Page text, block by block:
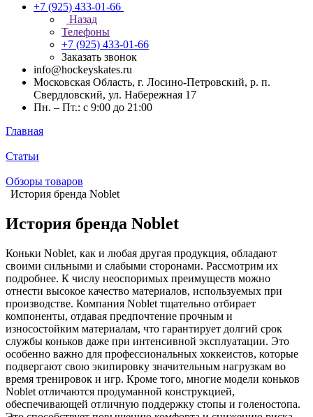
+7 (925) 433-01-66
Назад
Телефоны
+7 (925) 433-01-66
Заказать звонок
info@hockeyskates.ru
Московская Область, г. Лосино-Петровский, р. п.
Свердловский, ул. Набережная 17
Пн. – Пт.: с 9:00 до 21:00
Главная
Статьи
Обзоры товаров
История бренда Noblet
История бренда Noblet
Коньки Noblet, как и любая другая продукция, обладают
своими сильными и слабыми сторонами. Рассмотрим их
подробнее. К числу неоспоримых преимуществ можно
отнести высокое качество материалов, используемых при
производстве. Компания Noblet тщательно отбирает
компоненты, отдавая предпочтение прочным и
износостойким материалам, что гарантирует долгий срок
службы коньков даже при интенсивной эксплуатации. Это
особенно важно для профессиональных хоккеистов, которые
подвергают свою экипировку значительным нагрузкам во
время тренировок и игр. Кроме того, многие модели коньков
Noblet отличаются продуманной конструкцией,
обеспечивающей отличную поддержку стопы и голеностопа.